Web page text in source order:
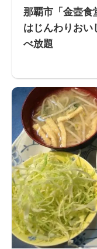
那覇市「金壺食
はじんわりおい
べ放題